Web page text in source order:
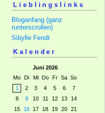
Lieblingslinks
Bloganfang (ganz
runterscrollen)
Sibylle Fendt
Kalender
Juni 2026
Mo
Di Mi Do Fr Sa So
1
2 3 4 5 6
7
8
9 10 11 12 13
14
15
16 17 18 19 20
21